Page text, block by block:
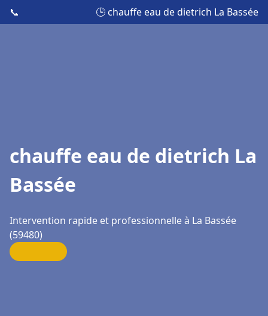
📞 🕒 chauffe eau de dietrich La Bassée
chauffe eau de dietrich La
Bassée
Intervention rapide et professionnelle à La Bassée
(59480)